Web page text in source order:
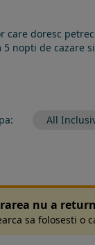
doresc
nopti de cazare
All
nu a
sa folosesti o